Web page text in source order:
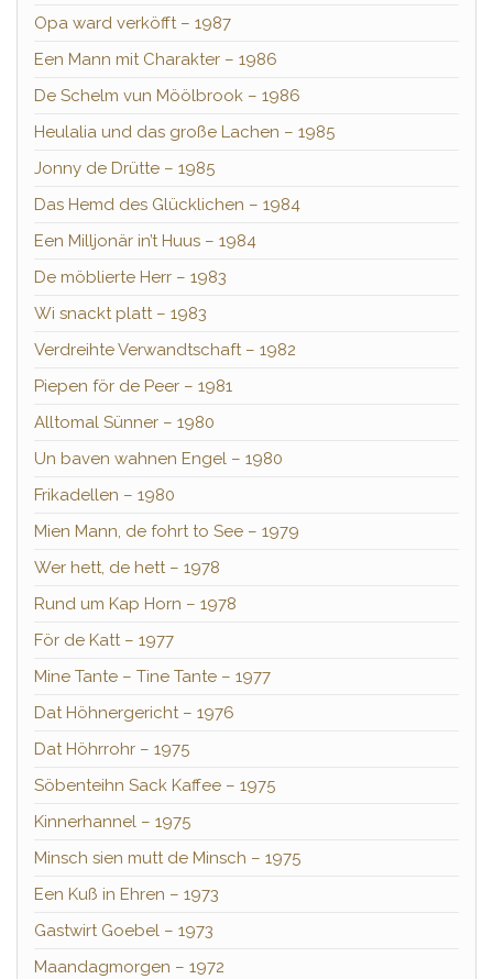
Opa ward verköfft – 1987
Een Mann mit Charakter – 1986
De Schelm vun Möölbrook – 1986
Heulalia und das große Lachen – 1985
Jonny de Drütte – 1985
Das Hemd des Glücklichen – 1984
Een Milljonär in’t Huus – 1984
De möblierte Herr – 1983
Wi snackt platt – 1983
Verdreihte Verwandtschaft – 1982
Piepen för de Peer – 1981
Alltomal Sünner – 1980
Un baven wahnen Engel – 1980
Frikadellen – 1980
Mien Mann, de fohrt to See – 1979
Wer hett, de hett – 1978
Rund um Kap Horn – 1978
För de Katt – 1977
Mine Tante – Tine Tante – 1977
Dat Höhnergericht – 1976
Dat Höhrrohr – 1975
Söbenteihn Sack Kaffee – 1975
Kinnerhannel – 1975
Minsch sien mutt de Minsch – 1975
Een Kuß in Ehren – 1973
Gastwirt Goebel – 1973
Maandagmorgen – 1972